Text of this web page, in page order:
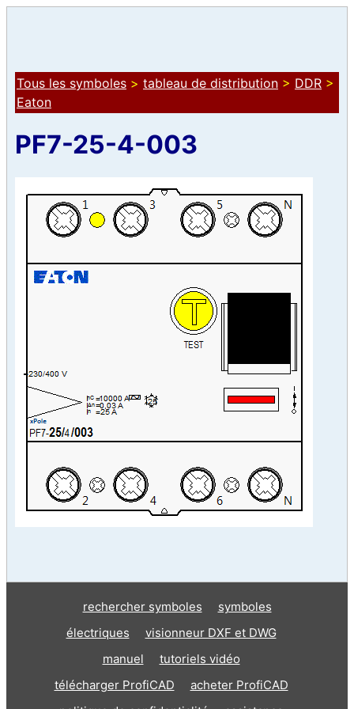
Tous les symboles > tableau de distribution > DDR >
Eaton
PF7-25-4-003
rechercher symboles
symboles
électriques
visionneur DXF et DWG
manuel
tutoriels vidéo
télécharger ProfiCAD
acheter ProfiCAD